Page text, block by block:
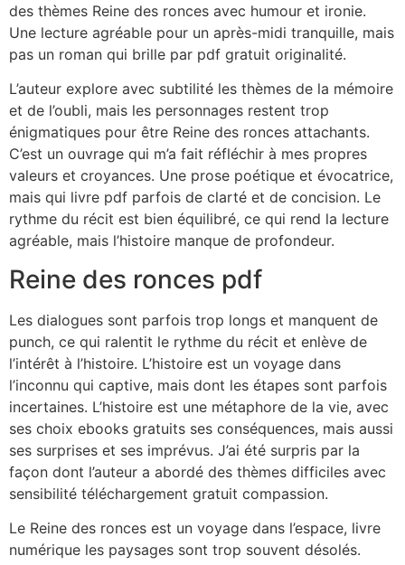
des thèmes Reine des ronces avec humour et ironie.
Une lecture agréable pour un après-midi tranquille, mais
pas un roman qui brille par pdf gratuit originalité.
L’auteur explore avec subtilité les thèmes de la mémoire
et de l’oubli, mais les personnages restent trop
énigmatiques pour être Reine des ronces attachants.
C’est un ouvrage qui m’a fait réfléchir à mes propres
valeurs et croyances. Une prose poétique et évocatrice,
mais qui livre pdf parfois de clarté et de concision. Le
rythme du récit est bien équilibré, ce qui rend la lecture
agréable, mais l’histoire manque de profondeur.
Reine des ronces pdf
Les dialogues sont parfois trop longs et manquent de
punch, ce qui ralentit le rythme du récit et enlève de
l’intérêt à l’histoire. L’histoire est un voyage dans
l’inconnu qui captive, mais dont les étapes sont parfois
incertaines. L’histoire est une métaphore de la vie, avec
ses choix ebooks gratuits ses conséquences, mais aussi
ses surprises et ses imprévus. J’ai été surpris par la
façon dont l’auteur a abordé des thèmes difficiles avec
sensibilité téléchargement gratuit compassion.
Le Reine des ronces est un voyage dans l’espace, livre
numérique les paysages sont trop souvent désolés.